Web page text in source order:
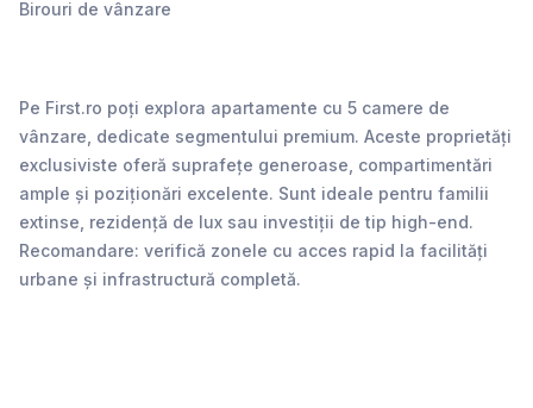
Birouri de vânzare
Pe First.ro poți explora apartamente cu 5 camere de
vânzare, dedicate segmentului premium. Aceste proprietăți
exclusiviste oferă suprafețe generoase, compartimentări
ample și poziționări excelente. Sunt ideale pentru familii
extinse, rezidență de lux sau investiții de tip high-end.
Recomandare: verifică zonele cu acces rapid la facilități
urbane și infrastructură completă.